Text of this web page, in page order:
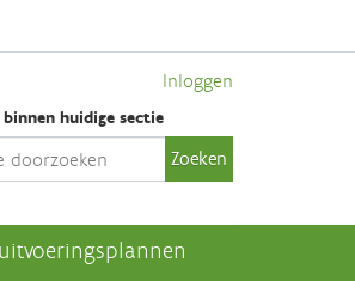
huidige sectie
Inloggen